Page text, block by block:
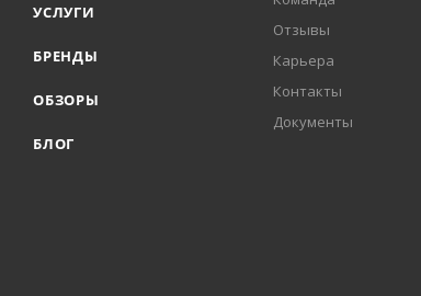
УСЛУГИ
БРЕНДЫ
ОБЗОРЫ
БЛОГ
Отзывы
Карьера
Контакты
Документы